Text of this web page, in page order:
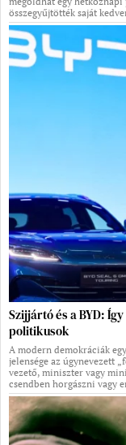
összegyűjtötték saját
Szijjártó és a BYD:
politikusok
A modern demokráciák
jelensége az úgynevezett
vezető, miniszter vagy
csendben horgászni vagy